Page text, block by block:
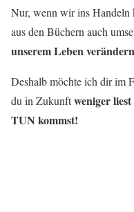
Nur, wenn wir ins Handeln
aus den Büchern auch
unserem Leben
Deshalb möchte ich dir im
du in Zukunftweniger
TUN kommst!